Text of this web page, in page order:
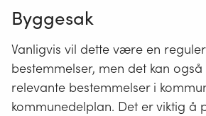
Byggesak
Vanligvis vil dette være en
bestemmelser, men det kan
relevante bestemmelser i
kommunedelplan. Det er viktig å